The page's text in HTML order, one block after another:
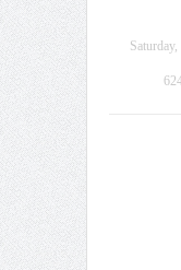
Saturday,